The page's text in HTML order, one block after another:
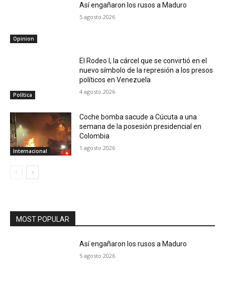
Opinion
Así engañaron los rusos a Maduro
5 agosto 2026
Política
El Rodeo I, la cárcel que se convirtió en el
nuevo símbolo de la represión a los presos
políticos en Venezuela
4 agosto 2026
Internacional
Coche bomba sacude a Cúcuta a una
semana de la posesión presidencial en
Colombia
1 agosto 2026
MOST POPULAR
Así engañaron los rusos a Maduro
5 agosto 2026